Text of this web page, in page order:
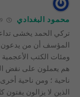
محمود البغدادي
تركي الحمد يخشى
المؤسف أن من يدعون
ومئات الكتب الأعجمية
هم يعملون على نقض
ناحية ؛ ومن ناحية
الذين لا يزالون